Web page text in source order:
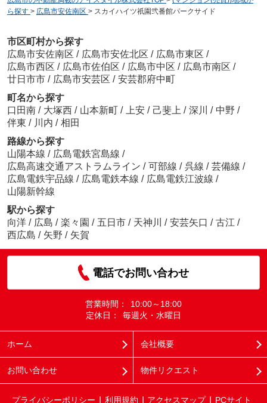
ら探す > 広島市安佐南区 > スカイハイツ祇園弐番館パークサイド
市区町村から探す
広島市安佐南区 / 広島市安佐北区 / 広島市東区 /
広島市西区 / 広島市佐伯区 / 広島市中区 / 広島市南区 /
廿日市市 / 広島市安芸区 / 安芸郡府中町
町名から探す
口田南 / 大塚西 / 山本新町 / 上安 / 己斐上 / 深川 / 中野 /
伴東 / 川内 / 相田
路線から探す
山陽本線 / 広島電鉄宮島線 /
広島高速交通アストラムライン / 可部線 / 呉線 / 芸備線 /
広島電鉄宇品線 / 広島電鉄本線 / 広島電鉄江波線 /
山陽新幹線
駅から探す
向洋 / 広島 / 楽々園 / 五日市 / 天神川 / 安芸矢口 / 古江 /
西広島 / 矢野 / 矢賀
電話でお問い合わせ
営業時間：
10:00～18:00
定休日：
毎週火・水曜日
ホーム 会社概要
お問い合わせ 物件リクエスト
プライバシーポリシー 利用規約 アクセスマップ PCサイト